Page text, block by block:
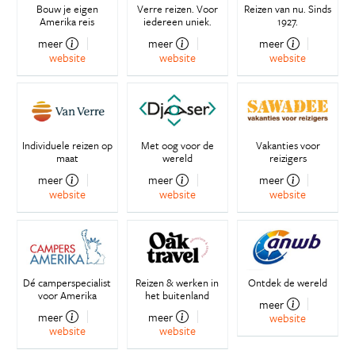
Bouw je eigen
Amerika reis
meer
website
Verre reizen. Voor
iedereen uniek.
meer
website
Reizen van nu. Sinds
1927.
meer
website
Individuele reizen op
maat
meer
website
Met oog voor de
wereld
meer
website
Vakanties voor
reizigers
meer
website
Dé camperspecialist
voor Amerika
meer
website
Reizen & werken in
het buitenland
meer
website
Ontdek de wereld
meer
website